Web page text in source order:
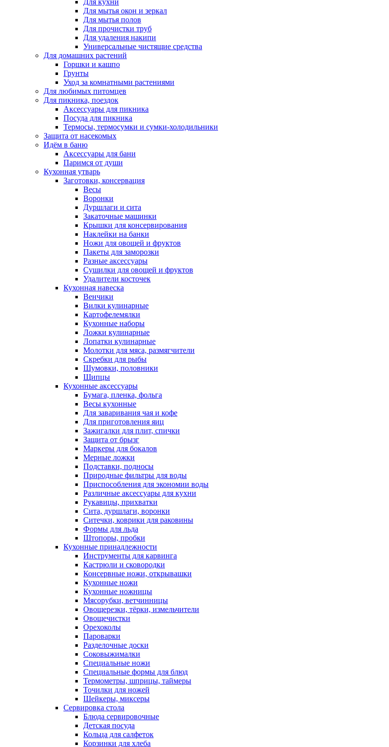
Для кухни
Для мытья окон и зеркал
Для мытья полов
Для прочистки труб
Для удаления накипи
Универсальные чистящие средства
Для домашних растений
Горшки и кашпо
Грунты
Уход за комнатными растениями
Для любимых питомцев
Для пикника, поездок
Аксессуары для пикника
Посуда для пикника
Термосы, термосумки и сумки-холодильники
Защита от насекомых
Идём в баню
Аксессуары для бани
Паримся от души
Кухонная утварь
Заготовки, консервация
Весы
Воронки
Дуршлаги и сита
Закаточные машинки
Крышки для консервирования
Наклейки на банки
Ножи для овощей и фруктов
Пакеты для заморозки
Разные аксессуары
Сушилки для овощей и фруктов
Удалители косточек
Кухонная навеска
Венчики
Вилки кулинарные
Картофелемялки
Кухонные наборы
Ложки кулинарные
Лопатки кулинарные
Молотки для мяса, размягчители
Скребки для рыбы
Шумовки, половники
Щипцы
Кухонные аксессуары
Бумага, пленка, фольга
Весы кухонные
Для заваривания чая и кофе
Для приготовления яиц
Зажигалки для плит, спички
Защита от брызг
Маркеры для бокалов
Мерные ложки
Подставки, подносы
Природные фильтры для воды
Приспособления для экономии воды
Различные аксессуары для кухни
Рукавицы, прихватки
Сита, дуршлаги, воронки
Ситечки, коврики для раковины
Формы для льда
Штопоры, пробки
Кухонные принадлежности
Инструменты для карвинга
Кастрюли и сковородки
Консервные ножи, открывашки
Кухонные ножи
Кухонные ножницы
Мясорубки, ветчинницы
Овощерезки, тёрки, измельчители
Овощечистки
Орехоколы
Пароварки
Разделочные доски
Соковыжималки
Специальные ножи
Специальные формы для блюд
Термометры, шприцы, таймеры
Точилки для ножей
Шейкеры, миксеры
Сервировка стола
Блюда сервировочные
Детская посуда
Кольца для салфеток
Корзинки для хлеба